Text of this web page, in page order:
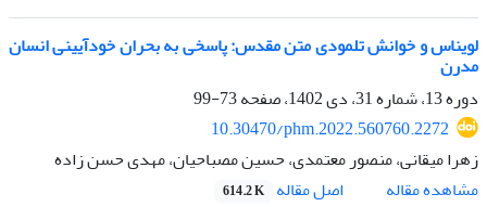
لویناس و خوانش تلمودی متن مقدس: پاسخی به بحران خودآیینی انسان
مدرن
دوره 13، شماره 31، دی 1402، صفحه
73-99
10.30470/phm.2022.560760.2272
زهرا میقانی، منصور معتمدی، حسین مصباحیان، مهدی حسن زاده
مشاهده مقاله
اصل مقاله 614.2 K